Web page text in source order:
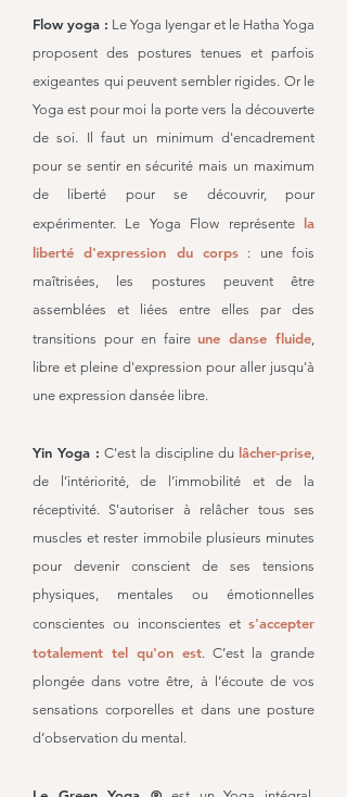
Flow yoga : Le Yoga Iyengar et le Hatha Yoga
proposent des postures tenues et parfois
exigeantes qui peuvent sembler rigides. Or le
Yoga est pour moi la porte vers la découverte
de soi. Il faut un minimum d'encadrement
pour se sentir en sécurité mais un maximum
de liberté pour se découvrir, pour
expérimenter. Le Yoga Flow représente
la
liberté d'expression du corps : une fois
maîtrisées, les postures peuvent être
assemblées et liées entre elles par des
transitions pour en faire une danse fluide,
libre et pleine d'expression pour aller jusqu'à
une expression dansée libre.
Yin Yoga : C'est la discipline du lâcher-prise,
de l’intériorité, de l’immobilité et de la
réceptivité. S'autoriser à relâcher tous ses
muscles et rester immobile plusieurs minutes
pour devenir conscient de ses tensions
physiques, mentales ou émotionnelles
conscientes ou inconscientes et s'accepter
totalement tel qu'on est. C’est la grande
plongée dans votre être, à l’écoute de vos
sensations corporelles et dans une posture
d’observation du mental.